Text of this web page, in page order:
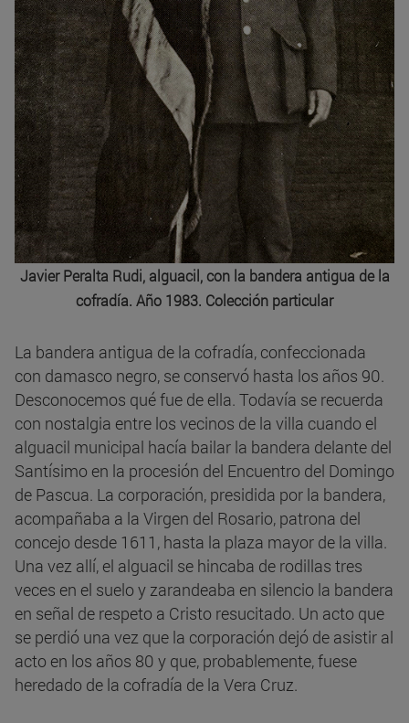
Javier Peralta Rudi, alguacil, con la bandera antigua de la
cofradía. Año 1983. Colección particular
La bandera antigua de la cofradía, confeccionada
con damasco negro, se conservó hasta los años 90.
Desconocemos qué fue de ella. Todavía se recuerda
con nostalgia entre los vecinos de la villa cuando el
alguacil municipal hacía bailar la bandera delante del
Santísimo en la procesión del Encuentro del Domingo
de Pascua. La corporación, presidida por la bandera,
acompañaba a la Virgen del Rosario, patrona del
concejo desde 1611, hasta la plaza mayor de la villa.
Una vez allí, el alguacil se hincaba de rodillas tres
veces en el suelo y zarandeaba en silencio la bandera
en señal de respeto a Cristo resucitado. Un acto que
se perdió una vez que la corporación dejó de asistir al
acto en los años 80 y que, probablemente, fuese
heredado de la cofradía de la Vera Cruz.